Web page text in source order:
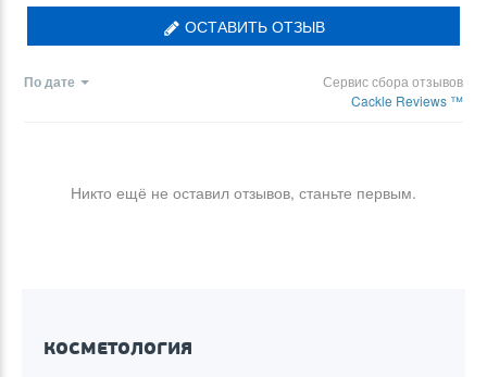
ОСТАВИТЬ ОТЗЫВ
По дате
Сервис сбора отзывов
Cackle Reviews ™
Никто ещё не оставил отзывов, станьте первым.
КОСМЕТОЛОГИЯ